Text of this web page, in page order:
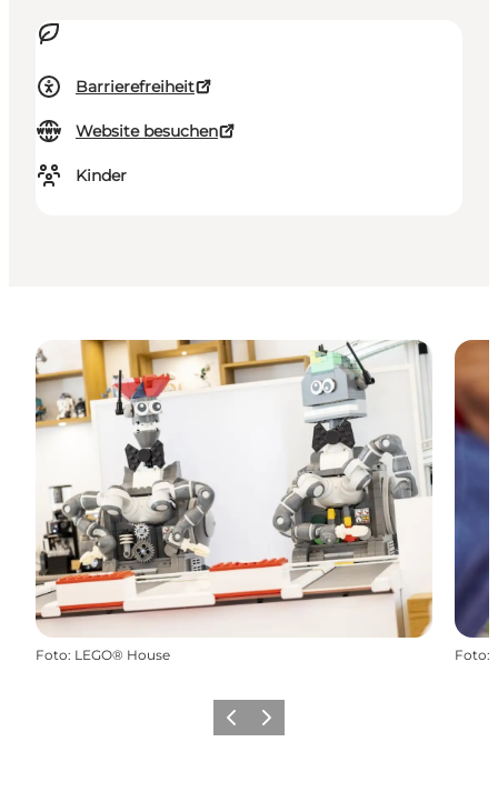
Barrierefreiheit
Website besuchen
Kinder
Foto: LEGO® House Foto:
ZurückWeiter